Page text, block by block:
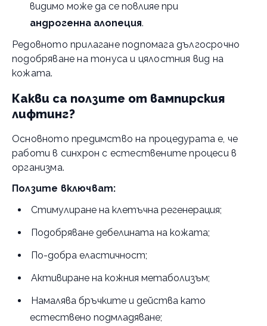
видимо може да се повлияе при
андрогенна алопеция.
Редовното прилагане подпомага дългосрочно
подобряване на тонуса и цялостния вид на
кожата.
Какви са ползите от вампирския
лифтинг?
Основното предимство на процедурата е, че
работи в синхрон с естествените процеси в
организма.
Ползите включват:
Стимулиране на клетъчна регенерация;
Подобряване дебелината на кожата;
По-добра еластичност;
Активиране на кожния метаболизъм;
Намалява бръчките и действа като
естествено подмладяване;